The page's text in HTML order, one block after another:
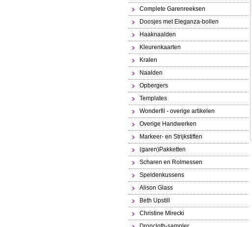
Complete Garenreeksen
Doosjes met Eleganza-bollen
Haaknaalden
Kleurenkaarten
Kralen
Naalden
Opbergers
Templates
Wonderfil - overige artikelen
Overige Handwerken
Markeer- en Strijkstiften
(garen)Pakketten
Scharen en Rolmessen
Speldenkussens
Alison Glass
Beth Upstill
Christine Mirecki